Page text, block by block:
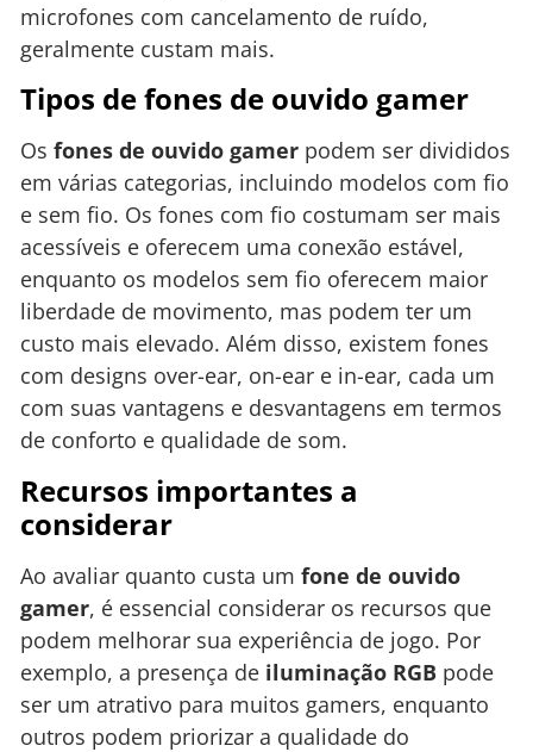
microfones com cancelamento de ruído,
geralmente custam mais.
Tipos de fones de ouvido gamer
Os fones de ouvido gamer podem ser divididos
em várias categorias, incluindo modelos com fio
e sem fio. Os fones com fio costumam ser mais
acessíveis e oferecem uma conexão estável,
enquanto os modelos sem fio oferecem maior
liberdade de movimento, mas podem ter um
custo mais elevado. Além disso, existem fones
com designs over-ear, on-ear e in-ear, cada um
com suas vantagens e desvantagens em termos
de conforto e qualidade de som.
Recursos importantes a
considerar
Ao avaliar quanto custa um fone de ouvido
gamer, é essencial considerar os recursos que
podem melhorar sua experiência de jogo. Por
exemplo, a presença de iluminação RGB pode
ser um atrativo para muitos gamers, enquanto
outros podem priorizar a qualidade do